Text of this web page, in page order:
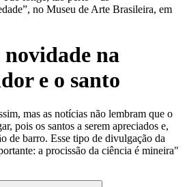
no Museu de Arte Brasileira, em
na
e o santo
mas as notícias não lembram que o
pois os santos a serem apreciados e,
de barro. Esse tipo de divulgação da
a procissão da ciência é mineira"